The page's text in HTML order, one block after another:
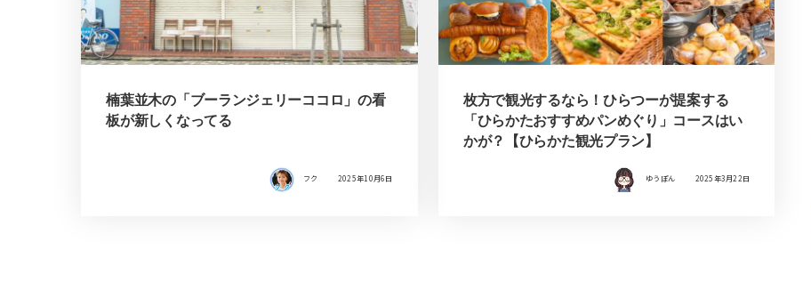
楠葉並木の「ブーランジェリーココロ」の看
板が新しくなってる
フク 2025年10月6日
枚方で観光するなら！ひらつーが提案する
「ひらかたおすすめパンめぐり」コースはい
かが？【ひらかた観光プラン】
ゆうぽん 2025年3月22日